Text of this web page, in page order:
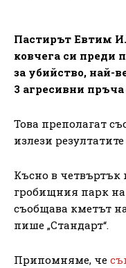
Пастирът Евтим
ковчега си преди
за убийство, най-
3 агресивни
Това преполагат
излези
Късно в четвъртък
гробищния парк на
съобщава кметът
пише „Стандарт“.
Припомняме, че